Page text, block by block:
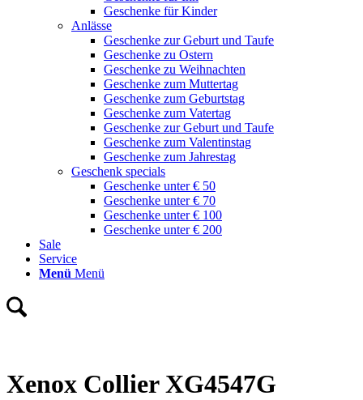
Geschenke für Kinder
Anlässe
Geschenke zur Geburt und Taufe
Geschenke zu Ostern
Geschenke zu Weihnachten
Geschenke zum Muttertag
Geschenke zum Geburtstag
Geschenke zum Vatertag
Geschenke zur Geburt und Taufe
Geschenke zum Valentinstag
Geschenke zum Jahrestag
Geschenk specials
Geschenke unter € 50
Geschenke unter € 70
Geschenke unter € 100
Geschenke unter € 200
Sale
Service
Menü Menü
Xenox Collier XG4547G